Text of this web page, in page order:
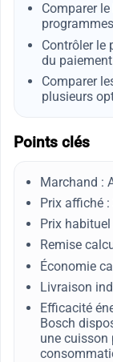
Comparer
Contrôler le
du
Comparer
plusieurs
Points clés
Marchand :
Prix affiché :
Prix
Remise
Économie
Livraison
Efficacité
Bosch
une cuisson